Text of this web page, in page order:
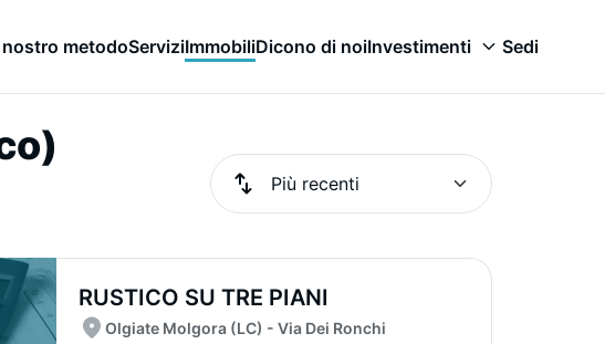
nostro metodoServiziImmobiliDicono di noiInvestimenti Sedi
RUSTICO SU TRE PIANI
Olgiate Molgora (LC) - Via Dei Ronchi